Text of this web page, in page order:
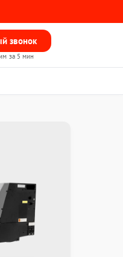
звонок
за 5 мин